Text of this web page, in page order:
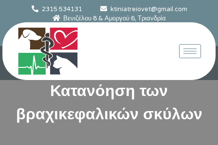
2315 534131
ktiniatreiovet@gmail.com
Βενιζέλου 8 & Αμοργού 6, Τριανδρία
Κατανόηση των
βραχικεφαλικών σκύλων